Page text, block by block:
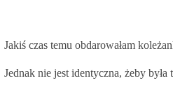
Jakiś czas temu obdarowałam
Jednak nie jest identyczna, żeby